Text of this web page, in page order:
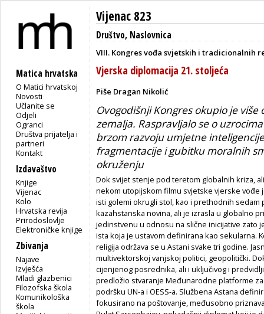
Matica hrvatska
O Matici hrvatskoj
Novosti
Učlanite se
Odjeli
Ogranci
Društva prijatelja i
partneri
Kontakt
Izdavaštvo
Knjige
Vijenac
Kolo
Hrvatska revija
Prirodoslovlje
Elektroničke knjige
Zbivanja
Najave
Izvješća
Mladi glazbenici
Filozofska škola
Komunikološka
škola
Vijenac 823
Društvo, Naslovnica
VIII. Kongres vođa svjetskih i tradicionalnih
Vjerska diplomacija 21. stoljeća
Piše Dragan Nikolić
Ovogodišnji Kongres okupio je više
zemalja. Raspravljalo se o
brzom razvoju umjetne
fragmentacije i gubitku moralnih
okruženju
Dok svijet stenje pod teretom globalnih kriza,
nekom utopijskom filmu svjetske vjerske vođe
isti golemi okrugli stol, kao i prethodnih
kazahstanska novina, ali je izrasla u globalno
jedinstvenu u odnosu na slične inicijative zato
ista koja je ustavom definirana kao sekularna.
religija održava se u Astani svake tri godine.
multivektorskoj vanjskoj politici, geopolitički.
cijenjenog posrednika, ali i uključivog i
predložio stvaranje Međunarodne platforme
podršku UN-a i OESS-a. Službena Astana
fokusirano na poštovanje, međusobno